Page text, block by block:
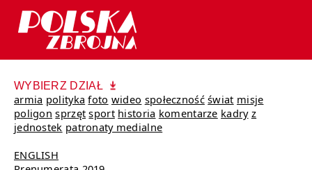
WYBIERZ DZIAŁ
armia polityka foto wideo społeczność świat misje
poligon sprzęt sport historia komentarze kadry z
jednostek patronaty medialne
ENGLISH